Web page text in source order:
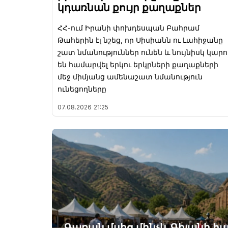
կդառնան քույր քաղաքներ
ՀՀ-ում Իրանի փոխդեսպան Բահրամ
Թահերին էլ նշեց, որ Սիսիանն ու Լահիջանը
շատ նմանություններ ունեն և նույնիսկ
են համարվել երկու երկրների քաղաքների
մեջ միմյանց ամենաշատ նմանություն
ունեցողները
07.08.2026 21:25